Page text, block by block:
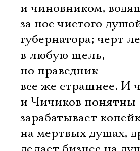
и чиновником,
за нос чистого
губернатора; черт
в любую щель,
но праведник
все же страшнее. И
и Чичиков понятны
зарабатывает
на мертвых душах,